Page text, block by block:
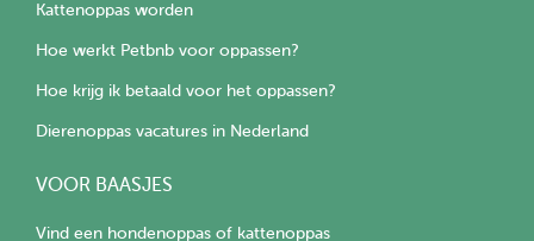
Kattenoppas worden
Hoe werkt Petbnb voor oppassen?
Hoe krijg ik betaald voor het oppassen?
Dierenoppas vacatures in Nederland
VOOR BAASJES
Vind een hondenoppas of kattenoppas